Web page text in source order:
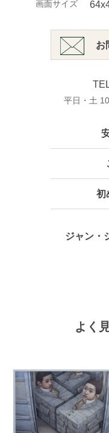
画面サイズ
お
平日・土
初
ジャン・
よく